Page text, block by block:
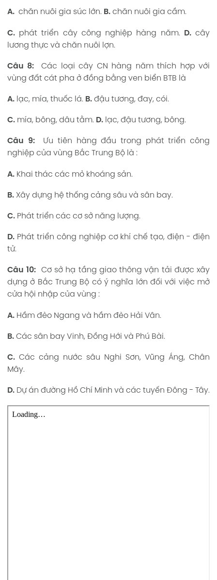
A. chăn nuôi gia súc lớn. B. chăn nuôi gia cầm.
C. phát triển cây công nghiệp hàng năm. D.cây
lương thực và chăn nuôi lợn.
Câu 8: Các loại cây CN hàng năm thích hợp với
vùng đất cát pha ở đồng bằng ven biển BTB là
A. lạc, mía, thuốc lá. B. đậu tương, đay, cói.
C. mía, bông, dâu tằm. D. lạc, đậu tương, bông.
Câu 9:Ưu tiên hàng đầu trong phát triển công
nghiệp của vùng Bắc Trung Bộ là :
A. Khai thác các mỏ khoáng sản.
B. Xây dựng hệ thống cảng sâu và sân bay.
C. Phát triển các cơ sở năng lượng.
D. Phát triển công nghiệp cơ khí chế tạo, điện - điện
tử.
Câu 10: Cơ sở hạ tầng giao thông vận tải được xây
dựng ở Bắc Trung Bộ có ý nghĩa lớn đối với việc mở
cửa hội nhập của vùng :
A. Hầm đèo Ngang và hầm đèo Hải Vân.
B. Các sân bay Vinh, Đồng Hới và Phú Bài.
C. Các cảng nước sâu Nghi Sơn, Vũng Áng, Chân
Mây.
D. Dự án đường Hồ Chí Minh và các tuyến Đông - Tây.